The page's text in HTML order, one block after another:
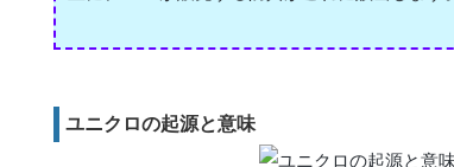
ユニクロの起源と意味